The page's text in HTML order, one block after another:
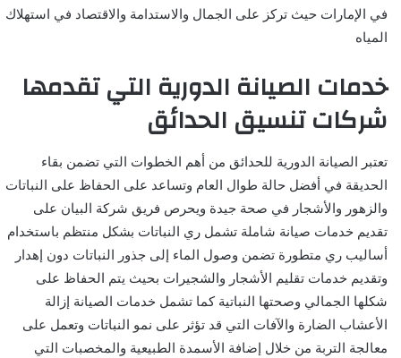
في الإمارات حيث تركز على الجمال والاستدامة والاقتصاد في استهلاك
المياه
خدمات الصيانة الدورية التي تقدمها
شركات تنسيق الحدائق
تعتبر الصيانة الدورية للحدائق من أهم الخطوات التي تضمن بقاء
الحديقة في أفضل حالة طوال العام وتساعد على الحفاظ على النباتات
والزهور والأشجار في صحة جيدة ويحرص فريق شركة البيان على
تقديم خدمات صيانة شاملة تشمل ري النباتات بشكل منتظم باستخدام
أساليب ري متطورة تضمن وصول الماء إلى جذور النباتات دون إهدار
وتقديم خدمات تقليم الأشجار والشجيرات بحيث يتم الحفاظ على
شكلها الجمالي وصحتها النباتية كما تشمل خدمات الصيانة إزالة
الأعشاب الضارة والآفات التي قد تؤثر على نمو النباتات وتعمل على
معالجة التربة من خلال إضافة الأسمدة الطبيعية والمخصبات التي